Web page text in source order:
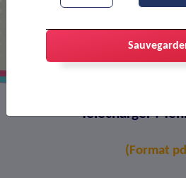
Télécharger :
(Format